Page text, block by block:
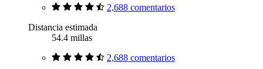
2,688 comentarios
Distancia estimada
54.4 millas
2,688 comentarios